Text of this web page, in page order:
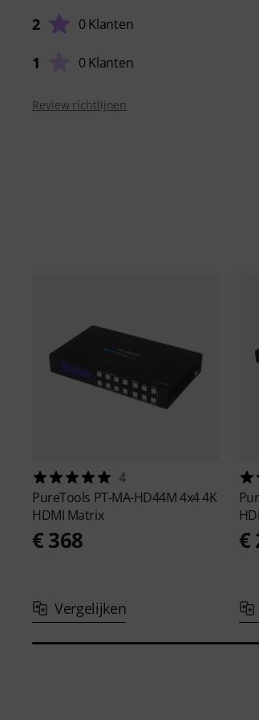
2 0 Klanten
1 0 Klanten
Review richtlijnen
4
PureTools PT-MA-HD44M 4x4 4K
HDMI Matrix
€ 368
Vergelijken
€